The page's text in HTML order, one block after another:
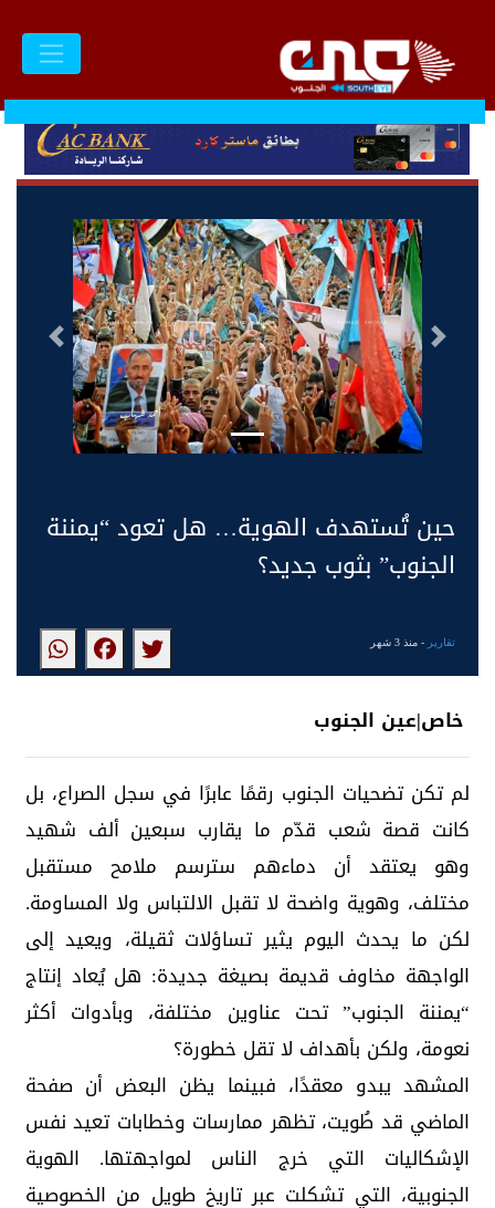
التالى السابق
حين تُستهدف الهوية… هل تعود “يمننة
الجنوب” بثوب جديد؟
تقارير - منذ 3 شهر
خاص|عين الجنوب
لم تكن تضحيات الجنوب رقمًا عابرًا في سجل الصراع، بل
كانت قصة شعب قدّم ما يقارب سبعين ألف شهيد
وهو يعتقد أن دماءهم سترسم ملامح مستقبل
مختلف، وهوية واضحة لا تقبل الالتباس ولا المساومة.
لكن ما يحدث اليوم يثير تساؤلات ثقيلة، ويعيد إلى
الواجهة مخاوف قديمة بصيغة جديدة: هل يُعاد إنتاج
“يمننة الجنوب” تحت عناوين مختلفة، وبأدوات أكثر
نعومة، ولكن بأهداف لا تقل خطورة؟
المشهد يبدو معقدًا، فبينما يظن البعض أن صفحة
الماضي قد طُويت، تظهر ممارسات وخطابات تعيد نفس
الإشكاليات التي خرج الناس لمواجهتها. الهوية
الجنوبية، التي تشكلت عبر تاريخ طويل من الخصوصية